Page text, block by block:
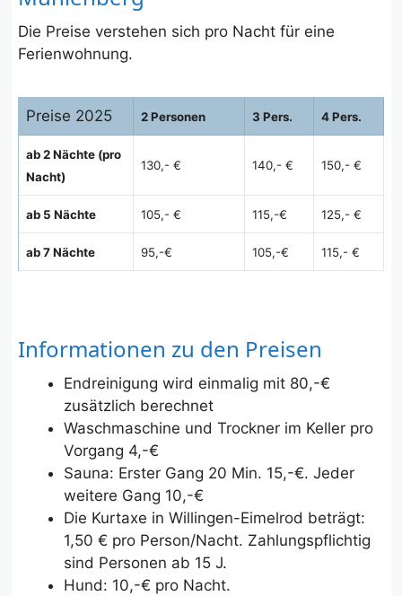
Die Preise verstehen sich pro Nacht für eine
Ferienwohnung.
Preise 2025 2 Personen 3 Pers. 4 Pers.
ab 2 Nächte (pro
Nacht)
130,- € 140,- € 150,- €
ab 5 Nächte 105,- € 115,-€ 125,- €
ab 7 Nächte 95,-€ 105,-€ 115,- €
Informationen zu den Preisen
Endreinigung wird einmalig mit 80,-€
zusätzlich berechnet
Waschmaschine und Trockner im Keller pro
Vorgang 4,-€
Sauna: Erster Gang 20 Min. 15,-€. Jeder
weitere Gang 10,-€
Die Kurtaxe in Willingen-Eimelrod beträgt:
1,50 € pro Person/Nacht. Zahlungspflichtig
sind Personen ab 15 J.
Hund: 10,-€ pro Nacht.